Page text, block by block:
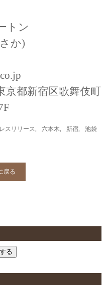
る
トン
か)
都新宿区歌舞伎町
スリリース 六本木 新宿 池袋
戻る